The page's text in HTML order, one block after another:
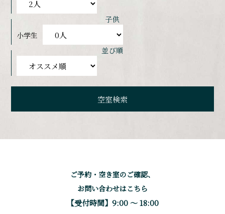
子供
小学生
並び順
ご予約・空き室のご確認、
お問い合わせはこちら
【受付時間】9:00 〜 18:00